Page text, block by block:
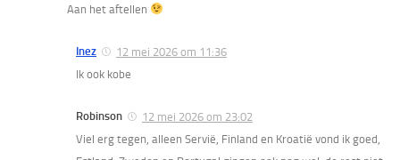
Aan het aftellen
Inez
12 mei 2026 om 11:36
Ik ook kobe
Robinson
12 mei 2026 om 23:02
Viel erg tegen, alleen Servië, Finland en Kroatië vond ik goed,